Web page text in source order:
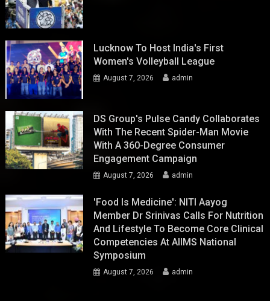
Lucknow To Host India's First
Women's Volleyball League
August 7, 2026 admin
DS Group's Pulse Candy Collaborates
With The Recent Spider-Man Movie
With A 360-Degree Consumer
Engagement Campaign
August 7, 2026 admin
'Food Is Medicine': NITI Aayog
Member Dr Srinivas Calls For Nutrition
And Lifestyle To Become Core Clinical
Competencies At AIIMS National
Symposium
August 7, 2026 admin